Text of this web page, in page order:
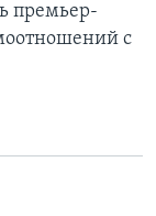
премьер-
с